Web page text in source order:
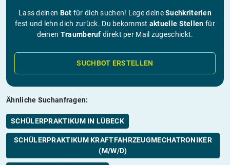
Lass deinen Bot für dich suchen! Lege deineSuchkriterien
fest und lehn dich zurück. Du bekommst aktuelle Stellen für
deinen Traumberuf direkt per Mail zugeschickt.
SUCHBOT ERSTELLEN
Ähnliche Suchanfragen:
SCHÜLERPRAKTIKUM IN LÜBECK
SCHÜLERPRAKTIKUM KRAFTFAHRZEUGMECHATRONIKER
(M/W/D)